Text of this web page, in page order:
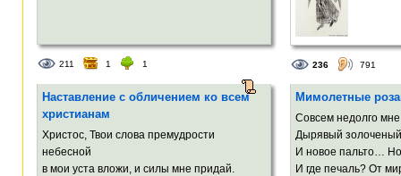
211 1 1 236 791
Наставление с обличением ко всем
христианам
Христос, Твои слова премудрости
небесной
в мои уста вложи, и силы мне придай.
Мимолетные
Совсем недолго мне
Дырявый
И новое пальто…
И где печаль? От